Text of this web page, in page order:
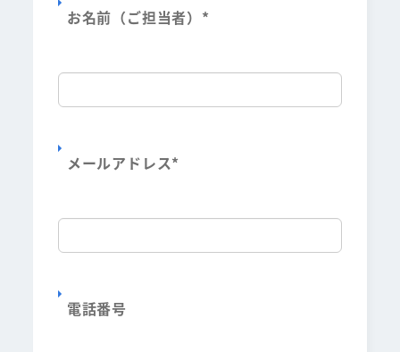
お名前（ご担当者） *
メールアドレス*
電話番号